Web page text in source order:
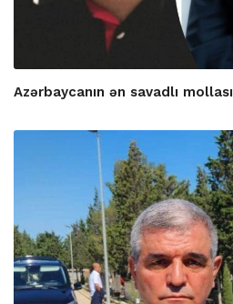
Azərbaycanın ən savadlı mollası